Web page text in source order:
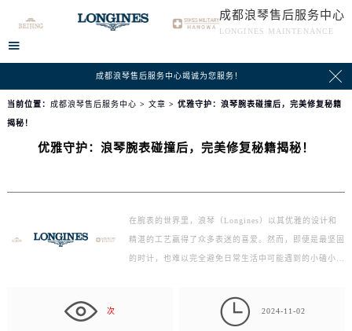
成都浪琴售后服务中心
LONGINES MAINTENANCE

成都浪琴售后服务中心竭诚为您服务！ 
当前位置： 成都浪琴售后服务中心 > 文章 > 优雅守护：浪琴腕表碰撞后，完美修复秘籍
揭秘！
优雅守护：浪琴腕表碰撞后，完美修复秘籍揭秘！
在腕表的世界里，浪琴（Longines）以其优雅的设计和
精湛的工艺赢得了众多表迷的喜爱。然而，即便是最坚固
的时计，也难以完全避免日常生活中可能遇到的小磕小
次  2024-11-02